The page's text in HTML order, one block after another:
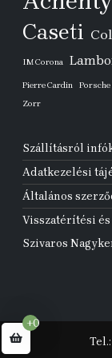
Caseti
IM Corona
Pierre Cardin Porsche
Zorr
Szállításról
Adatkezelési
Általános
Visszatérítési
Szivaros
+0